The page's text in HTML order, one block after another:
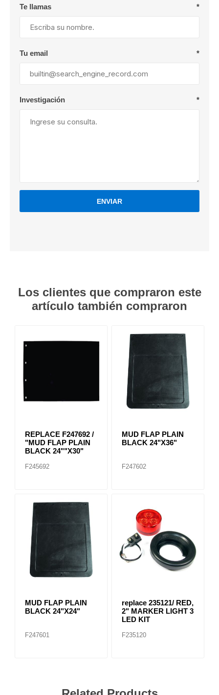
Te llamas *
Tu email *
Investigación *
ENVIAR
Los clientes que compraron este
artículo también compraron
REPLACE F247692 /
"MUD FLAP PLAIN
BLACK 24""X30"
F245692
MUD FLAP PLAIN
BLACK 24"X36"
F247602
MUD FLAP PLAIN
BLACK 24"X24"
F247601
replace 235121/ RED,
2" MARKER LIGHT 3
LED KIT
F235120